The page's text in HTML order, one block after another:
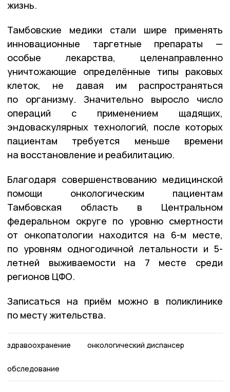
жизнь.
Тамбовские медики стали шире применять
инновационные таргетные препараты —
особые лекарства, целенаправленно
уничтожающие определённые типы раковых
клеток, не давая им распространяться
по организму. Значительно выросло число
операций с применением щадящих,
эндоваскулярных технологий, после которых
пациентам требуется меньше времени
на восстановление и реабилитацию.
Благодаря совершенствованию медицинской
помощи онкологическим пациентам
Тамбовская область в Центральном
федеральном округе по уровню смертности
от онкопатологии находится на 6-м месте,
по уровням одногодичной летальности и 5-
летней выживаемости на 7 месте среди
регионов ЦФО.
Записаться на приём можно в поликлинике
по месту жительства.
здравоохранение онкологический диспансер
обследование